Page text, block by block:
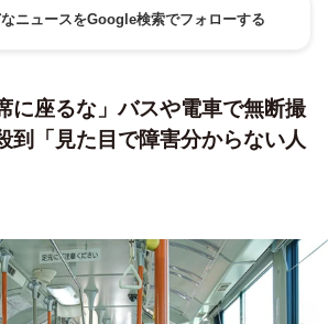
なニュースをGoogle検索でフォローする
に座るな」バスや電車で無断撮
「見た目で障害分からない人